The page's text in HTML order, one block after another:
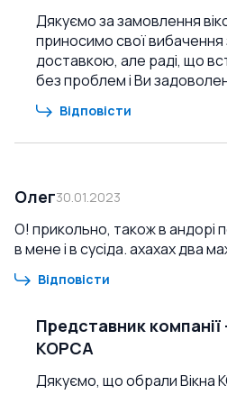
Дякуємо за замовлення
приносимо свої вибачення
доставкою, але раді, що
без проблем і Ви
Відповісти
Олег30.01.2023
О! прикольно, також в андорі
в мене і в сусіда. ахахах два
Відповісти
Представник компанії
КОРСА
Дякуємо, що обрали Вікна